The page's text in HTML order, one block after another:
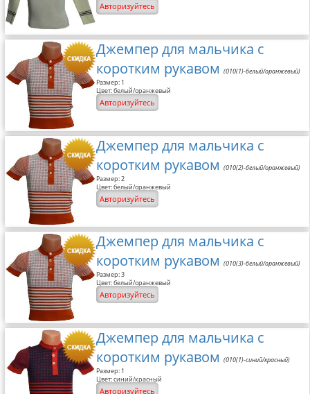
Авторизуйтесь
Джемпер для мальчика с
коротким рукавом (010(1)-белый/оранжевый)
Размер: 1
Цвет: белый/оранжевый
Авторизуйтесь
Джемпер для мальчика с
коротким рукавом (010(2)-белый/оранжевый)
Размер: 2
Цвет: белый/оранжевый
Авторизуйтесь
Джемпер для мальчика с
коротким рукавом (010(3)-белый/оранжевый)
Размер: 3
Цвет: белый/оранжевый
Авторизуйтесь
Джемпер для мальчика с
коротким рукавом (010(1)-синий/красный)
Размер: 1
Цвет: синий/красный
Авторизуйтесь